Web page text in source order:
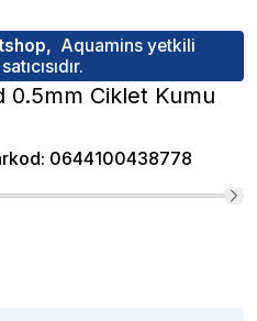
Aquamins yetkili
satıcısıdır.
0.5mm Ciklet Kumu
: 0644100438778